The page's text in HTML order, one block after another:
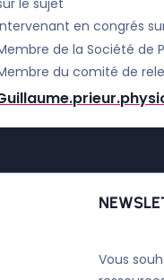
en congrés
de la Société de
du comité de
Vous